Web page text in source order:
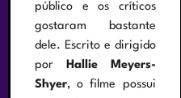
público e os críticos
gostaram bastante
dele. Escrito e dirigido
por Hallie Meyers-
Shyer, o filme possui